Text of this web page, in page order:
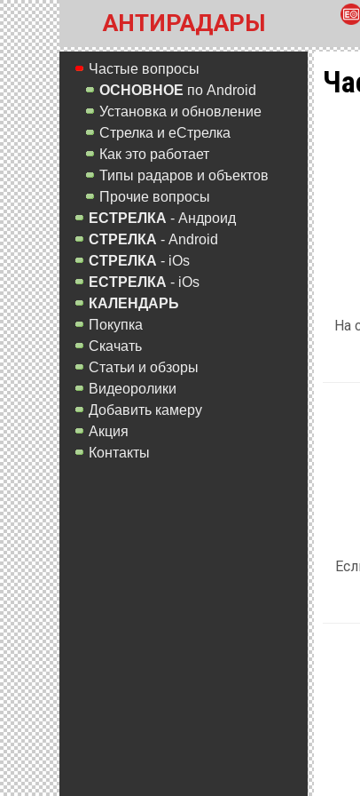
АНТИРАДАРЫ
Частые вопросы
ОСНОВНОЕ по Android
Установка и обновление
Стрелка и еСтрелка
Как это работает
Типы радаров и объектов
Прочие вопросы
ЕСТРЕЛКА - Андроид
СТРЕЛКА - Android
СТРЕЛКА - iOs
ЕСТРЕЛКА - iOs
КАЛЕНДАРЬ
Покупка
Скачать
Статьи и обзоры
Видеоролики
Добавить камеру
Акция
Контакты
На